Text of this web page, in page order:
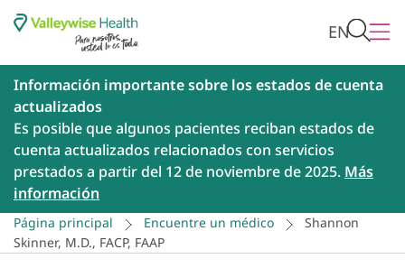
EN
Información importante sobre los estados de cuenta
actualizados
Es posible que algunos pacientes reciban estados de
cuenta actualizados relacionados con servicios
prestados a partir del 12 de noviembre de 2025. Más
información
Página principal Encuentre un médico
Shannon
Skinner, M.D., FACP, FAAP